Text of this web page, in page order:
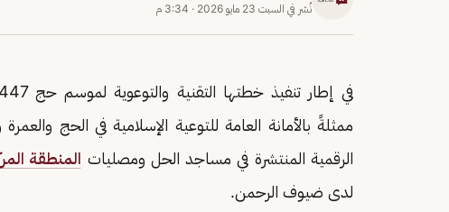
نُشر في السبت 23 مايو 2026 · 3:34 م
ممثلةً بالأمانة العامة للتوعية الإسلامية في الحج
الرقمية المنتشرة في مساجد الحل ومصليات المنطقة
لدى ضيوف الرحمن.